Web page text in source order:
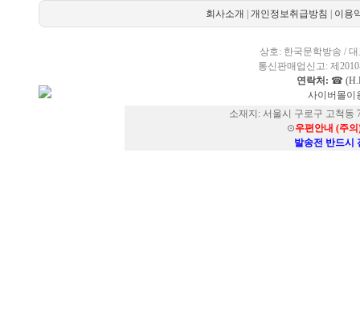
회사소개 개인정보취급방침 이용
상호: 한국문학방송 /
통신판매업신고: 제
연락처: ☎
사이버몰이
소재지: 서울시 구로구 고척동
⊙우편안내 (주
발송전 반드시